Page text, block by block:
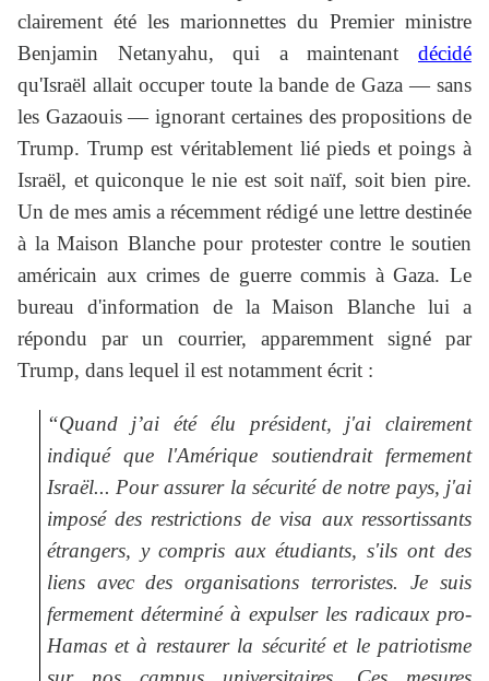
clairement été les marionnettes du Premier ministre
Benjamin Netanyahu, qui a maintenant décidé
qu'Israël allait occuper toute la bande de Gaza — sans
les Gazaouis — ignorant certaines des propositions de
Trump. Trump est véritablement lié pieds et poings à
Israël, et quiconque le nie est soit naïf, soit bien pire.
Un de mes amis a récemment rédigé une lettre destinée
à la Maison Blanche pour protester contre le soutien
américain aux crimes de guerre commis à Gaza. Le
bureau d'information de la Maison Blanche lui a
répondu par un courrier, apparemment signé par
Trump, dans lequel il est notamment écrit :
“Quand j’ai été élu président, j'ai clairement
indiqué que l'Amérique soutiendrait fermement
Israël... Pour assurer la sécurité de notre pays, j'ai
imposé des restrictions de visa aux ressortissants
étrangers, y compris aux étudiants, s'ils ont des
liens avec des organisations terroristes. Je suis
fermement déterminé à expulser les radicaux pro-
Hamas et à restaurer la sécurité et le patriotisme